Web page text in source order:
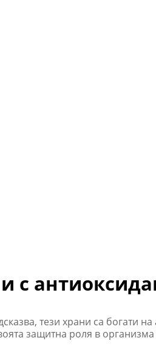
с
тези храни са богати
защитна роля в